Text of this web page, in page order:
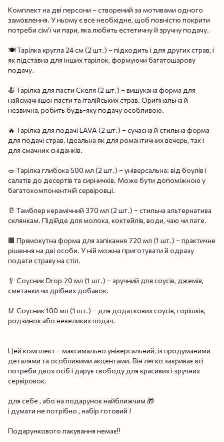
Комплект на дві персони – створений за мотивами одного
замовлення. У ньому є все необхідне, щоб повністю покрити
потреби сім’ї чи пари, яка любить естетичну й зручну подачу.
🍽️ Тарілка кругла 24 см (2 шт.) – підходить і для других страв, і
як підставна для інших тарілок, формуючи багатошарову
подачу.
🍝 Тарілка для пасти Скеля (2 шт.) – вишукана форма для
найсмачнішої пасти та італійських страв. Оригінальна й
незвична, робить будь-яку подачу особливою.
🔥 Тарілка для подачі LAVA (2 шт.) – сучасна й стильна форма
для подачі страв. Ідеальна як для романтичних вечерь, так і
для смачних сніданків.
🥗 Тарілка глибока 500 мл (2 шт.) – універсальна: від боулів і
салатів до десертів та сирничків. Може бути допоміжною у
багатокомпонентній сервіровці.
🥛 Тамблер керамічний 370 мл (2 шт.) – стильна альтернатива
склянкам. Підійде для молока, коктейлів, води, чаю чи лате.
🟫 Прямокутна форма для запікання 720 мл (1 шт.) – практичне
рішення на дві особи. У ній можна приготувати й одразу
подати страву на стіл.
🥄 Соусник Drop 70 мл (1 шт.) – зручний для соусів, джемів,
сметанки чи дрібних добавок.
🥢 Соусник 100 мл (1 шт.) – для додаткових соусів, горішків,
родзинок або невеликих подач.
Цей комплект – максимально універсальний, із продуманими
деталями та особливими акцентами. Він легко закриває всі
потреби двох осіб і дарує свободу для красивих і зручних
сервіровок.
для себе , або на подарунок найближчим 🎁
і думати не потрібно , набір готовий !
Подарункового пакування немає‼️